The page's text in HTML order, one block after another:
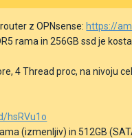
z OPNsense: https://
rama in 256GB ssd je
4 Thread proc, na nivoju
hsRVu1o
(izmenljiv) in 512GB